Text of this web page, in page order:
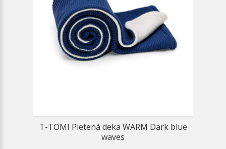
T-TOMI Pletená deka WARM Dark blue
waves